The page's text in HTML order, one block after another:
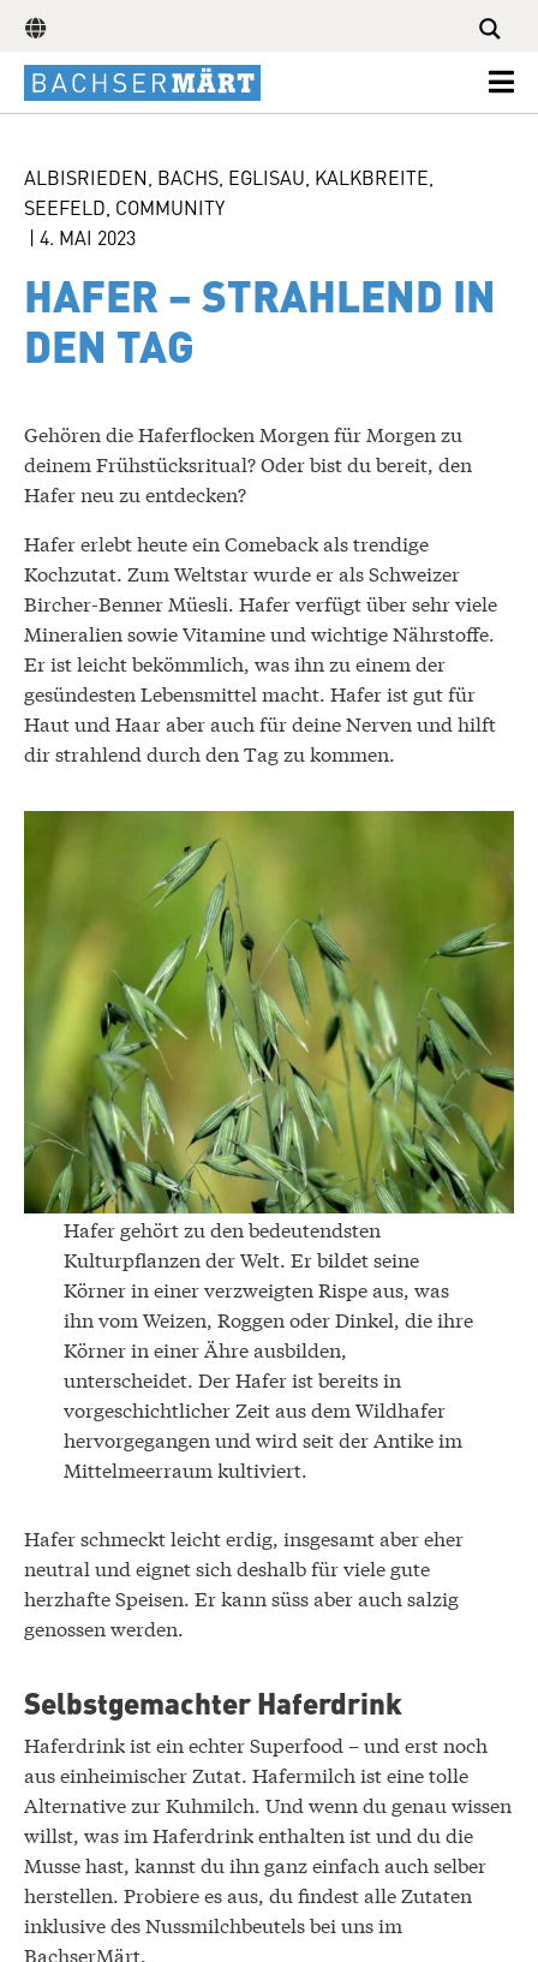
ALBISRIEDEN BACHS EGLISAU KALKBREITE
SEEFELD COMMUNITY
| 4. MAI 2023
HAFER – STRAHLEND IN
DEN TAG
Gehören die Haferflocken Morgen für Morgen zu
deinem Frühstücksritual? Oder bist du bereit, den
Hafer neu zu entdecken?
Hafer erlebt heute ein Comeback als trendige
Kochzutat. Zum Weltstar wurde er als Schweizer
Bircher-Benner Müesli. Hafer verfügt über sehr viele
Mineralien sowie Vitamine und wichtige Nährstoffe.
Er ist leicht bekömmlich, was ihn zu einem der
gesündesten Lebensmittel macht. Hafer ist gut für
Haut und Haar aber auch für deine Nerven und hilft
dir strahlend durch den Tag zu kommen.
Hafer gehört zu den bedeutendsten
Kulturpflanzen der Welt. Er bildet seine
Körner in einer verzweigten Rispe aus, was
ihn vom Weizen, Roggen oder Dinkel, die ihre
Körner in einer Ähre ausbilden,
unterscheidet. Der Hafer ist bereits in
vorgeschichtlicher Zeit aus dem Wildhafer
hervorgegangen und wird seit der Antike im
Mittelmeerraum kultiviert.
Hafer schmeckt leicht erdig, insgesamt aber eher
neutral und eignet sich deshalb für viele gute
herzhafte Speisen. Er kann süss aber auch salzig
genossen werden.
Selbstgemachter Haferdrink
Haferdrink ist ein echter Superfood – und erst noch
aus einheimischer Zutat. Hafermilch ist eine tolle
Alternative zur Kuhmilch. Und wenn du genau wissen
willst, was im Haferdrink enthalten ist und du die
Musse hast, kannst du ihn ganz einfach auch selber
herstellen. Probiere es aus, du findest alle Zutaten
inklusive des Nussmilchbeutels bei uns im
BachserMärt.